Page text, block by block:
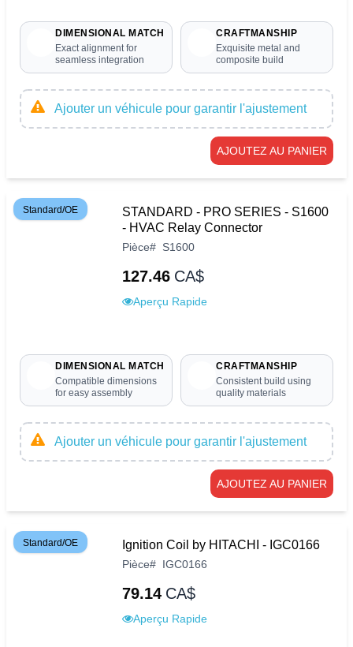
DIMENSIONAL MATCH
Exact alignment for
seamless integration
CRAFTMANSHIP
Exquisite metal and
composite build
Ajouter un véhicule pour garantir l'ajustement
AJOUTEZ AU PANIER
Standard/OE
STANDARD - PRO SERIES - S1600
- HVAC Relay Connector
Pièce# S1600
127.46 CA$
Aperçu Rapide
DIMENSIONAL MATCH
Compatible dimensions
for easy assembly
CRAFTMANSHIP
Consistent build using
quality materials
Ajouter un véhicule pour garantir l'ajustement
AJOUTEZ AU PANIER
Standard/OE Ignition Coil by HITACHI - IGC0166
Pièce# IGC0166
79.14 CA$
Aperçu Rapide